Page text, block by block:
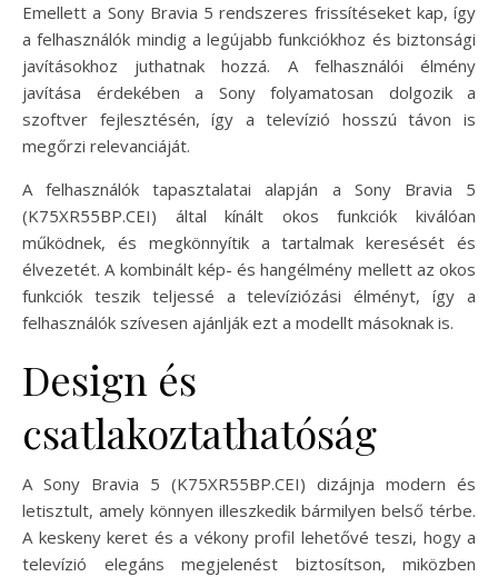
Emellett a Sony Bravia 5 rendszeres frissítéseket kap, így
a felhasználók mindig a legújabb funkciókhoz és biztonsági
javításokhoz juthatnak hozzá. A felhasználói élmény
javítása érdekében a Sony folyamatosan dolgozik a
szoftver fejlesztésén, így a televízió hosszú távon is
megőrzi relevanciáját.
A felhasználók tapasztalatai alapján a Sony Bravia 5
(K75XR55BP.CEI) által kínált okos funkciók kiválóan
működnek, és megkönnyítik a tartalmak keresését és
élvezetét. A kombinált kép- és hangélmény mellett az okos
funkciók teszik teljessé a televíziózási élményt, így a
felhasználók szívesen ajánlják ezt a modellt másoknak is.
Design és
csatlakoztathatóság
A Sony Bravia 5 (K75XR55BP.CEI) dizájnja modern és
letisztult, amely könnyen illeszkedik bármilyen belső térbe.
A keskeny keret és a vékony profil lehetővé teszi, hogy a
televízió elegáns megjelenést biztosítson, miközben